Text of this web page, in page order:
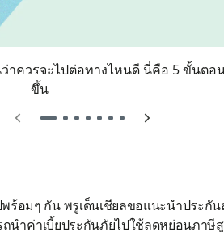
าควรจะไปต่อทางไหนดี นี่คือ 5 ขั้นต
ขึ้น
ๆ กัน พรูเด็นเชียลขอแนะนำประกันส
ำค่าเบี้ยประกันภัยไปใช้ลดหย่อนภาษี